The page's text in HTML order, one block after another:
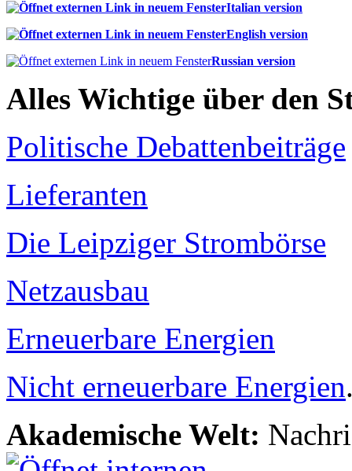
Italian version
English version
Russian version
Alles Wichtige über den
Politische Debattenbeiträge
Lieferanten
Die Leipziger Strombörse
Netzausbau
Erneuerbare Energien
Nicht erneuerbare Energien
Akademische Welt: